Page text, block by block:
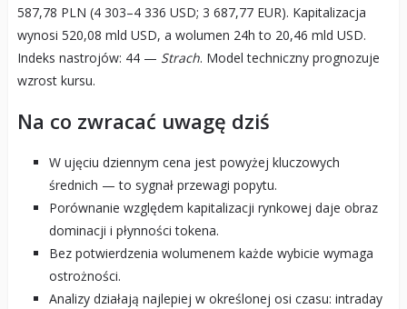
587,78 PLN (4 303–4 336 USD; 3 687,77 EUR). Kapitalizacja
wynosi 520,08 mld USD, a wolumen 24h to 20,46 mld USD.
Indeks nastrojów: 44 — Strach. Model techniczny prognozuje
wzrost kursu.
Na co zwracać uwagę dziś
W ujęciu dziennym cena jest powyżej kluczowych
średnich — to sygnał przewagi popytu.
Porównanie względem kapitalizacji rynkowej daje obraz
dominacji i płynności tokena.
Bez potwierdzenia wolumenem każde wybicie wymaga
ostrożności.
Analizy działają najlepiej w określonej osi czasu: intraday